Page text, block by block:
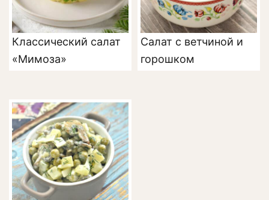
Классический салат
«Мимоза»
Салат с ветчиной и
горошком